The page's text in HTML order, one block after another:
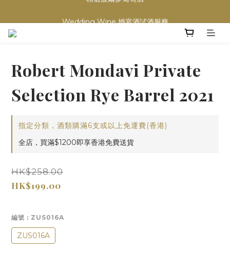
買滿任何酒類 六支 或買滿 $1200 (不限支數) 皆可享免費送貨
Robert Mondavi Private
Selection Rye Barrel 2021
指定分類，酒類購滿6支或以上免運費(香港)
全店，買滿$1200即享香港免費送貨
HK$258.00
HK$199.00
編號 : ZUS016A
ZUS016A